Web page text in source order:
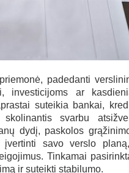
padedanti
investicijoms ar
suteikia bankai,
svarbu
dydį, paskolos
savo verslo
Tinkamai
ir suteikti stabilumo.